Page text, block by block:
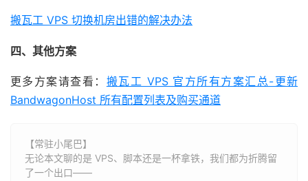
搬瓦工 VPS 切换机房出错的解决办法
四、其他方案
更多方案请查看： 搬瓦工 VPS 官方所有方案汇总-更新
BandwagonHost 所有配置列表及购买通道
【常驻小尾巴】
无论本文聊的是 VPS、脚本还是一杯拿铁，我们都为折腾留
了一个出口——